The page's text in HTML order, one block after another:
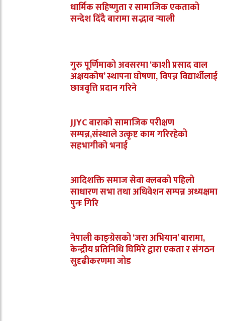
धार्मिक सहिष्णुता र सामाजिक एकताको
सन्देश दिँदै बारामा सद्भाव र्‍याली
गुरु पूर्णिमाको अवसरमा ‘काशी प्रसाद वाल
अक्षयकोष’ स्थापना घोषणा, विपन्न विद्यार्थीलाई
छात्रवृत्ति प्रदान गरिने
JJYC बाराको सामाजिक परीक्षण
सम्पन्न,संस्थाले उत्कृष्ट काम गरिरहेको
सहभागीको भनाई
आदिशक्ति समाज सेवा क्लबको पहिलो
साधारण सभा तथा अधिवेशन सम्पन्न अध्यक्षमा
पुनः गिरि
नेपाली काङ्ग्रेसको ‘जरा अभियान’ बारामा,
केन्द्रीय प्रतिनिधि घिमिरे द्वारा एकता र संगठन
सुदृढीकरणमा जोड